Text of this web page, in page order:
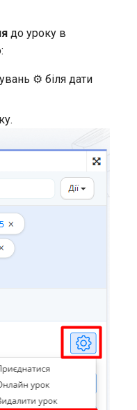
до уроку в
⚙️ біля дати